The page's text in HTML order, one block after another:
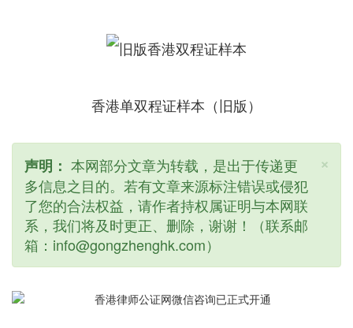
香港单双程证样本（旧版）
×
声明： 本网部分文章为转载，是出于传递更
多信息之目的。若有文章来源标注错误或侵犯
了您的合法权益，请作者持权属证明与本网联
系，我们将及时更正、删除，谢谢！（联系邮
箱：info@gongzhenghk.com）